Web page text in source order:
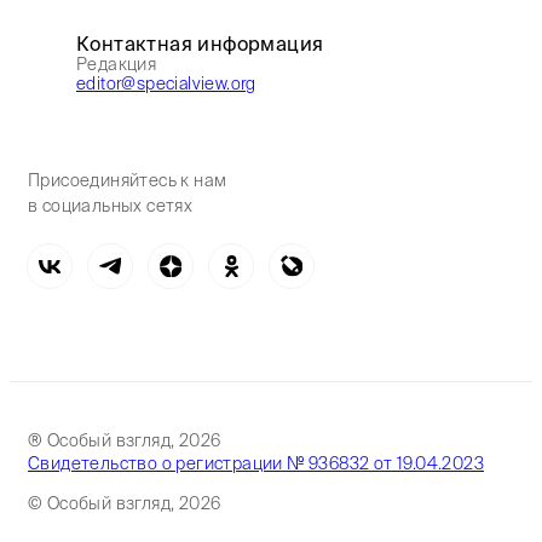
Контактная информация
Редакция
editor@specialview.org
Присоединяйтесь к нам
в социальных сетях
® Особый взгляд, 2026
Свидетельство о регистрации № 936832 от 19.04.2023
© Особый взгляд, 2026